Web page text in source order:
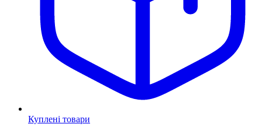
Куплені товари